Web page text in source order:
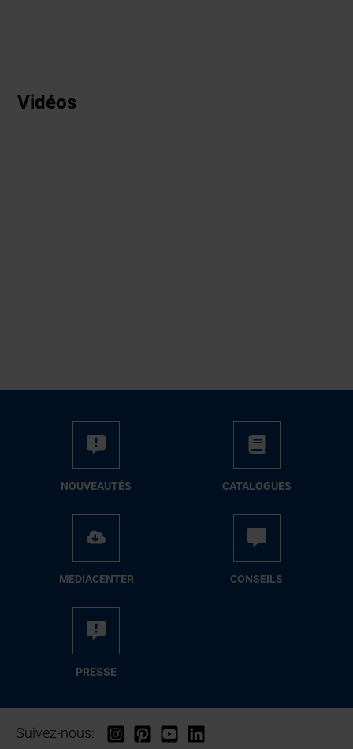
Vidéos
NOUVEAUTÉS CATALOGUES
MEDIACENTER CONSEILS
PRESSE
Suivez-nous: